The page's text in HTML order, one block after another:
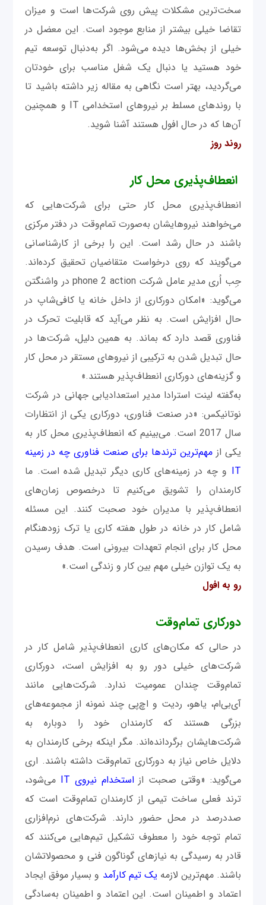
سخت‌ترین مشکلات پیش روی شرکت‌ها است و میزان
تقاضا خیلی بیشتر از منابع موجود است. این معضل در
خیلی از بخش‌ها دیده می‌شود. اگر به‌دنبال توسعه تیم
خود هستید یا دنبال یک شغل مناسب برای خودتان
می‌گردید، بهتر است نگاهی به ‌مقاله زیر داشته باشید تا
با روندهای مسلط بر نیروهای استخدامی IT و همچنین
آن‌ها که در حال افول هستند آشنا شوید.
روند روز
انعطاف‌پذیری محل کار
انعطاف‌پذیری محل کار حتی برای شرکت‌هایی که
می‌خواهند نیروهایشان به‌صورت تمام‌وقت در دفتر مرکزی
باشند در حال رشد است. این ‌را برخی از کارشناسانی
می‌گویند که روی درخواست متقاضیان تحقیق کرده‌اند.
جِب اُری مدیر عامل شرکت phone 2 action در واشنگتن
می‌گوید: «امکان دورکاری از داخل خانه یا کافی‌شاپ در
حال افزایش است. به‌ نظر می‌آید که قابلیت تحرک در
فناوری قصد دارد که بماند. به‌ همین دلیل، شرکت‌ها در
حال تبدیل شدن به ترکیبی از نیروهای مستقر در محل کار
و گزینه‌های دورکاری انعطاف‌پذیر هستند.»
به‌گفته لینت استرادا مدیر استعدادیابی جهانی در شرکت
نوتانیکس: «در صنعت فناوری، دورکاری یکی از انتظارات
سال 2017 است. می‌بینیم که انعطاف‌پذیری محل کار به‌
یکی ازمهم‌ترین ترندها برای صنعت فناوری چه در زمینه
IT و چه در زمینه‌های کاری دیگر تبدیل شده است. ما
کارمندان را تشویق می‌کنیم تا درخصوص زمان‌های
انعطاف‌پذیر با مدیران خود صحبت کنند. این مسئله
شامل کار در خانه در طول هفته کاری یا ترک زودهنگام
محل کار برای انجام تعهدات بیرونی است. هدف رسیدن
به یک توازن خیلی مهم بین کار و زندگی است.»
رو به افول
دورکاری تمام‌وقت
در حالی ‌که مکان‌های کاری انعطاف‌پذیر شامل کار در
شرکت‌های خیلی دور رو به‌ افزایش است، دورکاری
تمام‌وقت چندان عمومیت ندارد. شرکت‌هایی مانند
آی‌بی‌ام، یاهو، ردیت و اچ‌پی چند نمونه از مجموعه‌های
بزرگی هستند که کارمندان خود را دوباره به
شرکت‌هایشان برگردانده‌اند. مگر اینکه برخی کارمندان به
‌دلایل خاص نیاز به دورکاری تمام‌وقت داشته باشند. اری
می‌گوید: «وقتی صحبت ازاستخدام نیروی IT
می‌شود،
ترند فعلی ساخت تیمی از کارمندان تمام‌وقت است که
صددرصد در محل حضور دارند. شرکت‌های نرم‌افزاری
تمام توجه خود را معطوف تشکیل تیم‌هایی می‌کنند که
قادر به ‌رسیدگی به‌ نیازهای گوناگون فنی و محصولاتشان
باشند. مهم‌ترین لازمه یک تیم کارآمد و بسیار موفق ایجاد
اعتماد و اطمینان است. این اعتماد و اطمینان به‌سادگی